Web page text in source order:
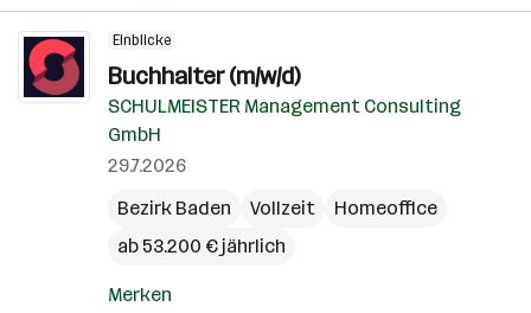
Einblicke
Buchhalter (m/w/d)
SCHULMEISTER Management Consulting
GmbH
29.7.2026
Bezirk Baden
Vollzeit
Homeoffice
ab 53.200 € jährlich
Merken